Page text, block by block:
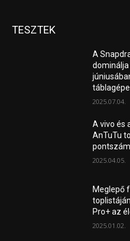
TESZTEK
A
2025.07.04.
A vivo és
AnTuTu
2025.04.05.
Meglepő
Pro+ az
2025.01.02.